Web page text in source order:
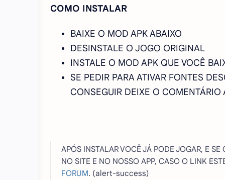
COMO INSTALAR
BAIXE O MOD APK ABAIXO
DESINSTALE O JOGO ORIGINAL
INSTALE O MOD APK QUE VOCÊ
SE PEDIR PARA ATIVAR FONTES
CONSEGUIR DEIXE O
APÓS INSTALAR VOCÊ JÁ PODE JOGAR, E
NO SITE E NO NOSSO APP, CASO O LINK
FORUM. (alert-success)